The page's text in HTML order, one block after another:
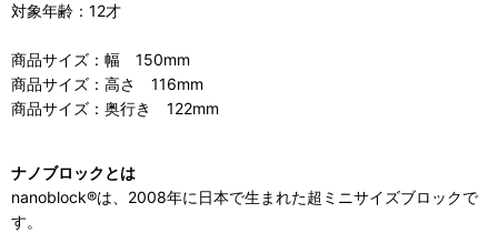
対象年齢：12才
商品サイズ：幅 150mm
商品サイズ：高さ 116mm
商品サイズ：奥行き 122mm
ナノブロックとは
nanoblock®は、2008年に日本で生まれた超ミニサイズブロックで
す。